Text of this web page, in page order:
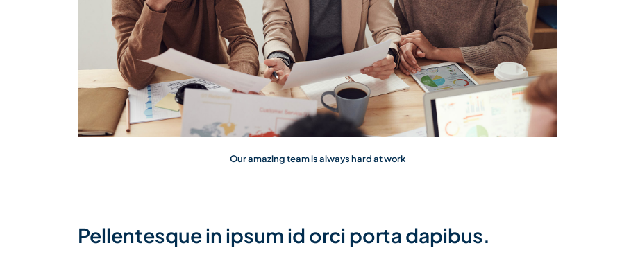
Our amazing team is always hard at work
Pellentesque in ipsum id orci porta dapibus.